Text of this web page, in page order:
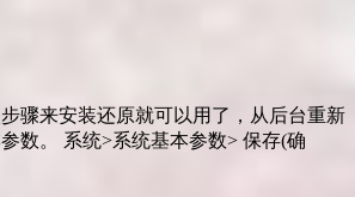
骤来安装还原就可以用了，从后台重新
数。 系统>系统基本参数> 保存(确